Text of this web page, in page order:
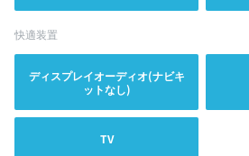
快適装置
ディスプレイオーディオ(ナビキ
ットなし)
TV